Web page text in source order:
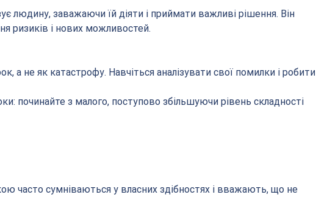
людину, заважаючи їй діяти і приймати важливі рішення. Він
ризиків і нових можливостей.
а не як катастрофу. Навчіться аналізувати свої помилки і робити
починайте з малого, поступово збільшуючи рівень складності
часто сумніваються у власних здібностях і вважають, що не